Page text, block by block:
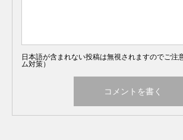
日本語が含まれない投稿は無視されますのでご注
ム対策）